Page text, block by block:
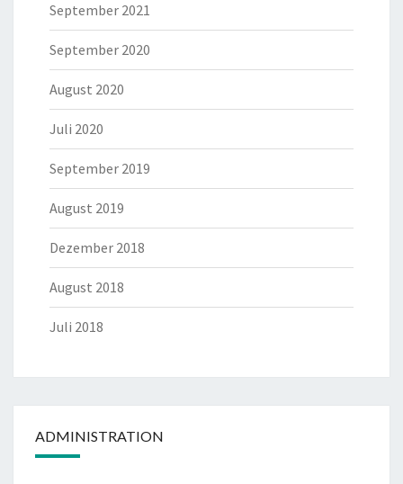
September 2021
September 2020
August 2020
Juli 2020
September 2019
August 2019
Dezember 2018
August 2018
Juli 2018
ADMINISTRATION